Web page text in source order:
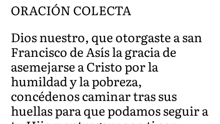
ORACIÓN COLECTA
Dios nuestro, que otorgaste a san
Francisco de Asís la gracia de
asemejarse a Cristo por la
humildad y la pobreza,
concédenos caminar tras sus
huellas para que podamos seguir a